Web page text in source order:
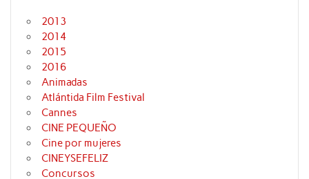
2013
2014
2015
2016
Animadas
Atlántida Film Festival
Cannes
CINE PEQUEÑO
Cine por mujeres
CINEYSEFELIZ
Concursos